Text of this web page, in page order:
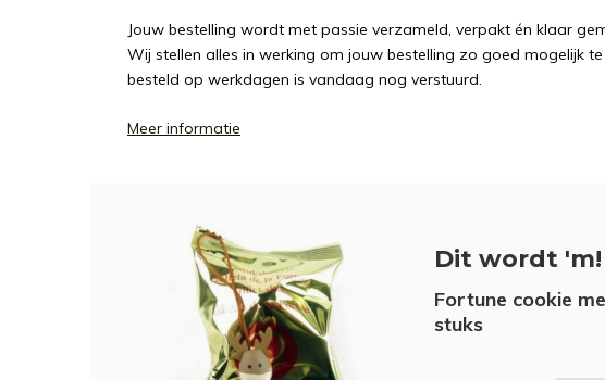
Jouw bestelling wordt met passie verzameld, verpakt én klaar
Wij stellen alles in werking om jouw bestelling zo goed mogelijk
besteld op werkdagen is vandaag nog verstuurd.
Meer informatie
Dit wordt 'm!
Fortune cookie
stuks